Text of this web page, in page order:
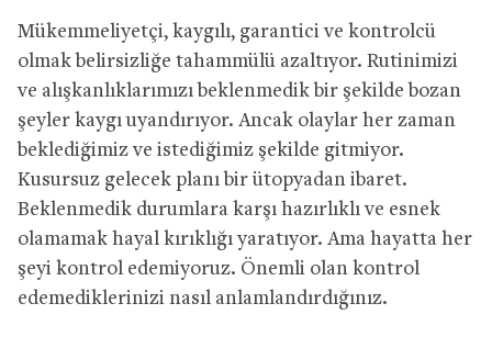
Mükemmeliyetçi, kaygılı, garantici ve kontrolcü
olmak belirsizliğe tahammülü azaltıyor. Rutinimizi
ve alışkanlıklarımızı beklenmedik bir şekilde bozan
şeyler kaygı uyandırıyor. Ancak olaylar her zaman
beklediğimiz ve istediğimiz şekilde gitmiyor.
Kusursuz gelecek planı bir ütopyadan ibaret.
Beklenmedik durumlara karşı hazırlıklı ve esnek
olamamak hayal kırıklığı yaratıyor. Ama hayatta her
şeyi kontrol edemiyoruz. Önemli olan kontrol
edemediklerinizi nasıl anlamlandırdığınız.